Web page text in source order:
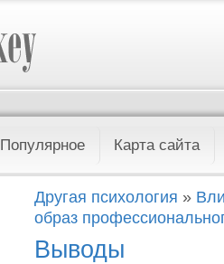
Популярное Карта сайта
Другая психология »
образ
Выводы